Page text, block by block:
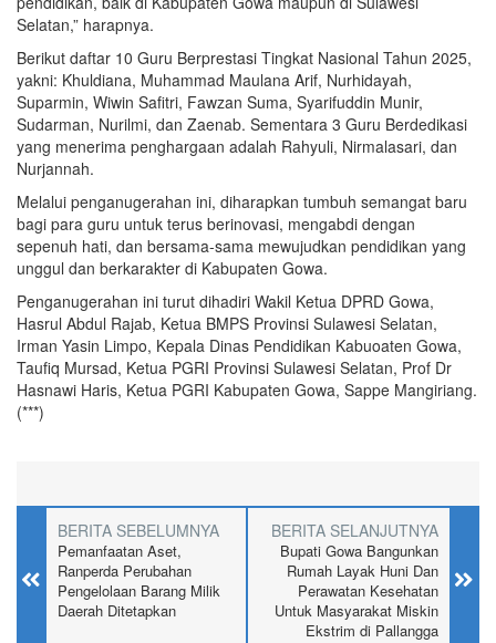
Selatan,” harapnya.
Berikut daftar 10 Guru Berprestasi Tingkat Nasional Tahun 2025,
yakni: Khuldiana, Muhammad Maulana Arif, Nurhidayah,
Suparmin, Wiwin Safitri, Fawzan Suma, Syarifuddin Munir,
Sudarman, Nurilmi, dan Zaenab. Sementara 3 Guru Berdedikasi
yang menerima penghargaan adalah Rahyuli, Nirmalasari, dan
Nurjannah.
Melalui penganugerahan ini, diharapkan tumbuh semangat baru
bagi para guru untuk terus berinovasi, mengabdi dengan
sepenuh hati, dan bersama-sama mewujudkan pendidikan yang
unggul dan berkarakter di Kabupaten Gowa.
Penganugerahan ini turut dihadiri Wakil Ketua DPRD Gowa,
Hasrul Abdul Rajab, Ketua BMPS Provinsi Sulawesi Selatan,
Irman Yasin Limpo, Kepala Dinas Pendidikan Kabuoaten Gowa,
Taufiq Mursad, Ketua PGRI Provinsi Sulawesi Selatan, Prof Dr
Hasnawi Haris, Ketua PGRI Kabupaten Gowa, Sappe Mangiriang.
(***)
BERITA SEBELUMNYA
Pemanfaatan Aset,
Ranperda Perubahan
Pengelolaan Barang Milik
Daerah Ditetapkan
BERITA SELANJUTNYA
Bupati Gowa Bangunkan
Rumah Layak Huni Dan
Perawatan Kesehatan
Untuk Masyarakat Miskin
Ekstrim di Pallangga